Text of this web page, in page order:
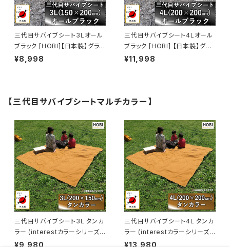
三代目サバイブシート3Lオール
ブラック [HOBI]【日本製】グラン
ドシート 極軽上質帆布 撥水パラ
レジャー マット 軍幕 黒 [MADE
¥8,998
三代目サバイブシート4Lオール
ブラック [HOBI] 【日本製】グラ
ンドシート 極軽上質帆布 撥水
トドアレジャー マット 軍幕 黒
¥11,998
【三代目サバイブシートマルチカラー】
三代目サバイブシート3L タンカ
ラー (interestカラーシリーズ)
[HOBI]【日本製】極軽上質帆布
¥9,980
三代目サバイブシート4L タンカ
ラー (interestカラーシリーズ)
[HOBI]【日本製】極軽上質帆布
¥13,980